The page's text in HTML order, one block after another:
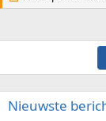
Nieuwste